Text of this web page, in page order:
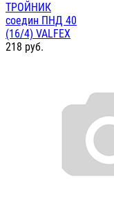
ТРОЙНИК
соедин ПНД 40
(16/4) VALFEX
218 руб.